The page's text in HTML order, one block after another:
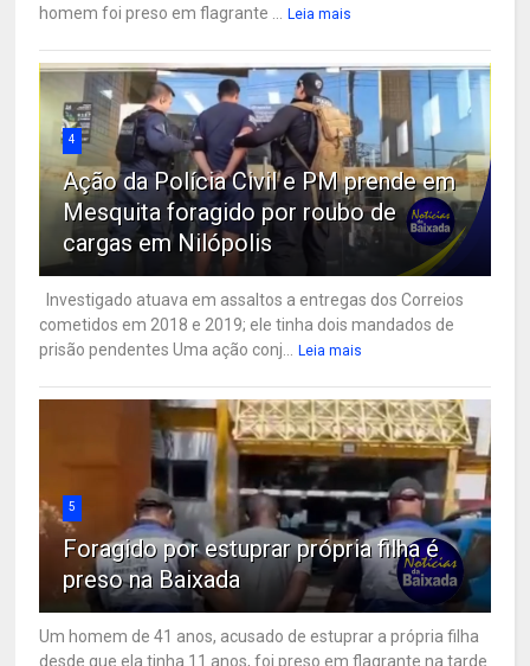
homem foi preso em flagrante ...
Leia mais
4
Ação da Polícia Civil e PM prende em
Mesquita foragido por roubo de
cargas em Nilópolis
Investigado atuava em assaltos a entregas dos Correios
cometidos em 2018 e 2019; ele tinha dois mandados de
prisão pendentes Uma ação conj...
Leia mais
5
Foragido por estuprar própria filha é
preso na Baixada
Um homem de 41 anos, acusado de estuprar a própria filha
desde que ela tinha 11 anos, foi preso em flagrante na tarde